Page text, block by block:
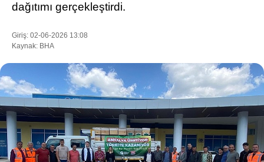
WhatsApp İhbar Hattı
Facebook
EĞİTİM
dağıtımı gerçekleştirdi.
Giriş: 02-06-2026 13:08
Kaynak: BHA